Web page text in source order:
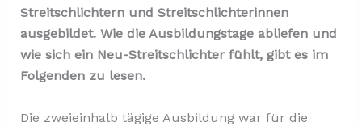
Streitschlichtern und Streitschlichterinnen
ausgebildet. Wie die Ausbildungstage abliefen und
wie sich ein Neu-Streitschlichter fühlt, gibt es im
Folgenden zu lesen.
Die zweieinhalb tägige Ausbildung war für die